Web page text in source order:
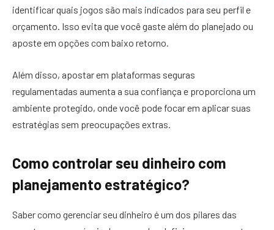
identificar quais jogos são mais indicados para seu perfil e
orçamento. Isso evita que você gaste além do planejado ou
aposte em opções com baixo retorno.
Além disso, apostar em plataformas seguras
regulamentadas aumenta a sua confiança e proporciona um
ambiente protegido, onde você pode focar em aplicar suas
estratégias sem preocupações extras.
Como controlar seu dinheiro com
planejamento estratégico?
Saber como gerenciar seu dinheiro é um dos pilares das